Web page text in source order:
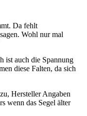
Da fehlt
Wohl nur mal
ist auch die Spannung
diese Falten, da sich
Hersteller Angaben
wenn das Segel älter